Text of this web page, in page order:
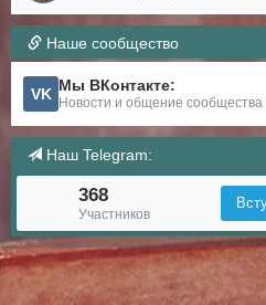
Наше сообщество
VK Мы ВКонтакте:
Новости и общение сообщества
Наш Telegram:
368
Участников